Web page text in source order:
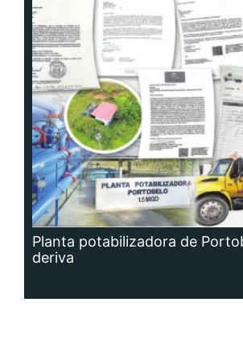
Planta potabilizadora de
deriva